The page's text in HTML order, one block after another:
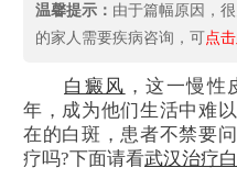
温馨提示： 由于篇幅原因，
的家人需要疾病咨询，可点
白癜风 ，这一慢
年，成为他们生活中难
在的白斑，患者不禁要
疗吗?下面请看武汉治疗